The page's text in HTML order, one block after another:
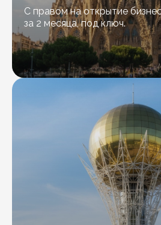
С правом на открытие
за 2 месяца, под ключ.